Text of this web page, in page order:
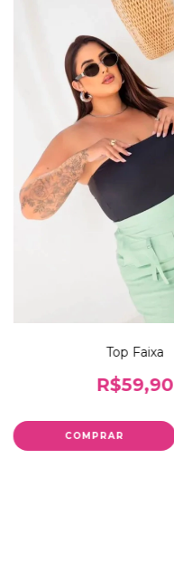
Top Faixa
R$59,90
COMPRAR